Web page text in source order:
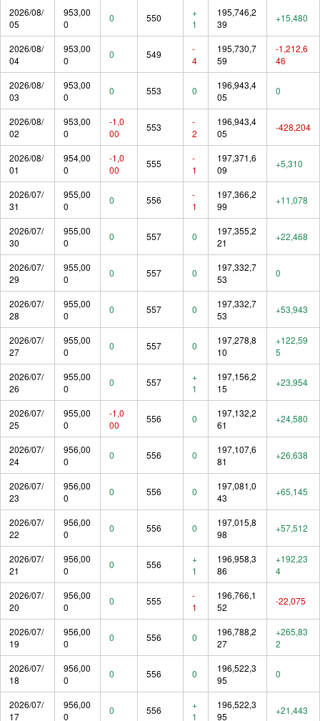
2026/08/
05
953,00
0
0 550
+
1
195,746,2
39
+15,480
2026/08/
04
953,00
0
0 549
-
4
195,730,7
59
-1,212,6
46
2026/08/
03
953,00
0
0 553 0
196,943,4
05
0
2026/08/
02
953,00
0
-1,0
00
553
-
2
196,943,4
05
-428,204
2026/08/
01
954,00
0
-1,0
00
555
-
1
197,371,6
09
+5,310
2026/07/
31
955,00
0
0 556
-
1
197,366,2
99
+11,078
2026/07/
30
955,00
0
0 557 0
197,355,2
21
+22,468
2026/07/
29
955,00
0
0 557 0
197,332,7
53
0
2026/07/
28
955,00
0
0 557 0
197,332,7
53
+53,943
2026/07/
27
955,00
0
0 557 0
197,278,8
10
+122,59
5
2026/07/
26
955,00
0
0 557
+
1
197,156,2
15
+23,954
2026/07/
25
955,00
0
-1,0
00
556 0
197,132,2
61
+24,580
2026/07/
24
956,00
0
0 556 0
197,107,6
81
+26,638
2026/07/
23
956,00
0
0 556 0
197,081,0
43
+65,145
2026/07/
22
956,00
0
0 556 0
197,015,8
98
+57,512
2026/07/
21
956,00
0
0 556
+
1
196,958,3
86
+192,23
4
2026/07/
20
956,00
0
0 555
-
1
196,766,1
52
-22,075
2026/07/
19
956,00
0
0 556 0
196,788,2
27
+265,83
2
2026/07/
18
956,00
0
0 556 0
196,522,3
95
0
2026/07/
17
956,00
0
0 556
+
1
196,522,3
95
+21,443